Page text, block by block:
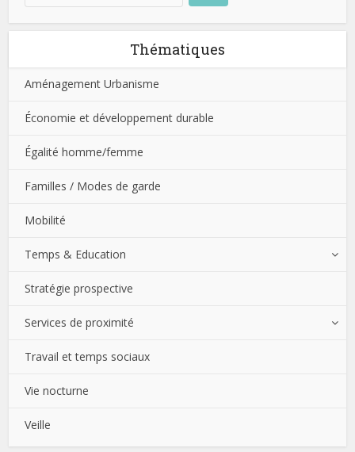
Thématiques
Aménagement Urbanisme
Économie et développement durable
Égalité homme/femme
Familles / Modes de garde
Mobilité
Temps & Education
Stratégie prospective
Services de proximité
Travail et temps sociaux
Vie nocturne
Veille